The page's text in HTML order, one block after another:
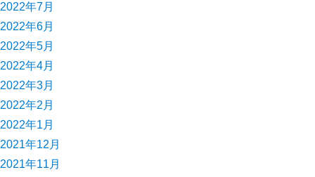
2022年7月
2022年6月
2022年5月
2022年4月
2022年3月
2022年2月
2022年1月
2021年12月
2021年11月